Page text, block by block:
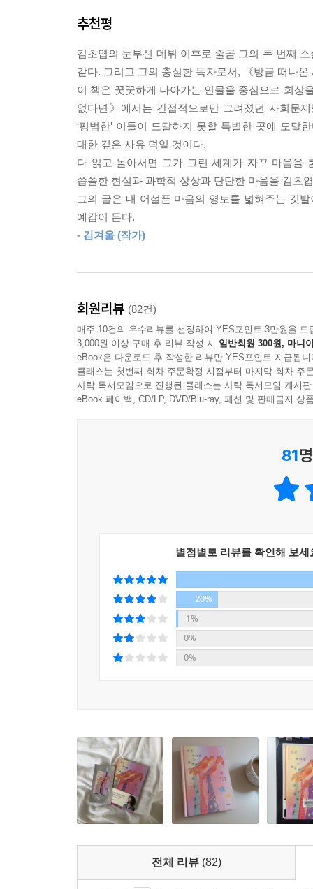
2년여 만에 나오는 두 번째 소설집이기도 하다. 제
꿋꿋한 서사, 그리고 타자에 대한 깊은 사유에 더
첫 소설집에서는 간접적으로만 그려졌던 사회
바탕으로 살아가지만, 사랑하고 이해하기 때문에
위해 동생에게서 도망치고(〈캐빈 방정식〉),
일으킨다(〈마리의 춤〉). 소외되고 배제된 존재
결함이 있는 복제 인간이며, 〈마리의 춤〉의 ‘마
불일치에서 벗어나기 위해 세 번째 팔을 이식받고
다른 아주 느린 시간대를 살아가게 된다. 〈오래
〈인지 공간〉의 ‘이브’는 작고 연약해서 ‘인지
그들을 주인공으로 하여 김초엽이 그리는 세계
기쁘다”라고도.
사랑의 입자들을 타고 낯선 세계를 떠도는
경이롭고 아름다운 우주 저편의 이야기들
“우주에는 두 종류의 멸망이 있다. 가치 있는 멸망
있던 태생적 결함이 사실은 결함이 아닐지도 모른
멸망한 행성에 가서 그곳에 남은 자원과 정보를
“빛은 얼마나 상대적인 것일까?” _〈마리의 춤〉
태어날 때부터 모그였던 ‘마리’와 모그 학생은
추기는커녕 감상할 수도 없다고 말하는 ‘나’에
모그들이에요. 당신들이 아니고요.” 타자화되고
테러로만 볼 것인지, 아름다움의 기준은 과연 무엇
배우려고 했던 진짜 이유를 알게 되는데…….
“사랑과 이해는 같지 않다. 진은 그것에 동의할 수
세 번째 팔을 이식하고 싶어 하는 ‘로라’와 그런 ‘
모험이라는 것도. 하지만 여전히 삶에는 사랑과 이
-
추천평
김초엽의 눈부신 데뷔 이후로 줄곧 그의 두 번째
같다. 그리고 그의 충실한 독자로서, 《방금 떠나
이 책은 꿋꿋하게 나아가는 인물을 중심으로 회상
없다면》에서는 간접적으로만 그려졌던 사회문
‘평범한’ 이들이 도달하지 못할 특별한 곳에 도
대한 깊은 사유 덕일 것이다.
다 읽고 돌아서면 그가 그린 세계가 자꾸 마음을
씁쓸한 현실과 과학적 상상과 단단한 마음을 김초
그의 글은 내 어설픈 마음의 영토를 넓혀주는 깃
예감이 든다.
- 김겨울 (작가)
회원리뷰 (82건)
매주 10건의 우수리뷰를 선정하여 YES포인트 3만원을 드
3,000원 이상 구매 후 리뷰 작성 시 일반회원 300원, 마니
eBook은 다운로드 후 작성한 리뷰만 YES포인트 지급됩니
클래스는 첫번째 회차 주문확정 시점부터 마지막 회차 주
사락 독서모임으로 진행된 클래스는 사락 독서모임 게시
eBook 페이백, CD/LP, DVD/Blu-ray, 패션 및 판매금지 상
81
별점별로 리뷰를 확인해 보세
20%
1%
0%
0%
전체 리뷰 (82)